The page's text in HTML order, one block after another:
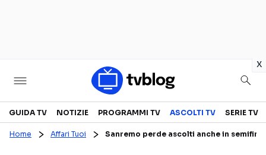
x
Televisione
GUIDA TV NOTIZIE PROGRAMMI TV ASCOLTI TV SERIE TV
Home Affari Tuoi Sanremo perde ascolti anche in